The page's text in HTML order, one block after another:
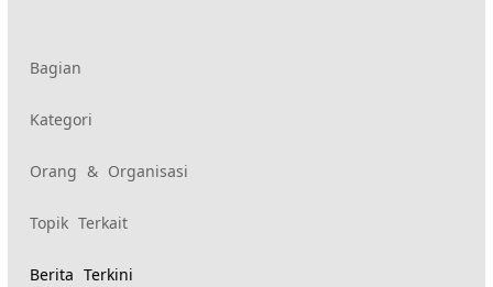
Konten
yang
diberi
tag
Bagian
Kategori
Orang & Organisasi
Topik Terkait
Berita Terkini